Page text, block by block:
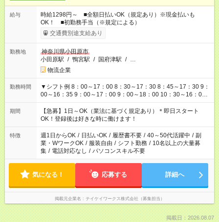
給与
時給1298円～ ■全額日払いOK（規定あり）※現金払いも
OK！ ■初勤務手当（※規定による）
交通費別途支給あり
勤務地
神奈川県小田原市
小田原駅 / 鴨宮駅 / 国府津駅 / …
物流企業
勤務時間
▼シフト例 8：00～17：00 8：30～17：30 8：45～17：30 9：
00～16：35 9：00～17：00 9：00～18：00 10：30～16：00
10：30～18：00 11：00～20：00 13：00～20：00 20：00～
29：00 上記以外にもシフトパターンあり！ ご都合に合わせてお
仕事可能です！
期間
【急募】1日～OK（業法に基づく規定あり）＊即日スタート
OK！登録後は好きな時に働けます！
特徴 週1日からOK / 日払いOK / 履歴書不要 / 40～50代活躍中 / 副
業・WワークOK / 服装自由 / シフト勤務 / 10名以上の大量募
集 / 電話対応なし / パソコンスキル不要
気になる！ 応募する 詳細へ
掲載元企業名 テイケイワークス株式会社（募集担当）
掲載日：2026.08.07